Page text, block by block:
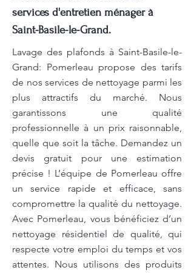
services d'entretien ménager à
Saint-Basile-le-Grand.
Lavage des plafonds à Saint-Basile-le-
Grand: Pomerleau propose des tarifs
de nos services de nettoyage parmi les
plus attractifs du marché. Nous
garantissons une qualité
professionnelle à un prix raisonnable,
quelle que soit la tâche. Demandez un
devis gratuit pour une estimation
précise ! L’équipe de Pomerleau offre
un service rapide et efficace, sans
compromettre la qualité du nettoyage.
Avec Pomerleau, vous bénéficiez d’un
nettoyage résidentiel de qualité, qui
respecte votre emploi du temps et vos
attentes. Nous utilisons des produits